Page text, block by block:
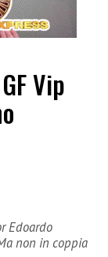
Vip
Edoardo
non in coppia